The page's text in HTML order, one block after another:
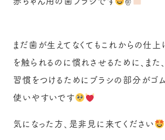
まだ歯が生えてなくてもこれからの仕
を触られるのに慣れさせるために、また
習慣をつけるためにブラシの部分がゴ
使いやすいです
気になった方、是非見に来てください